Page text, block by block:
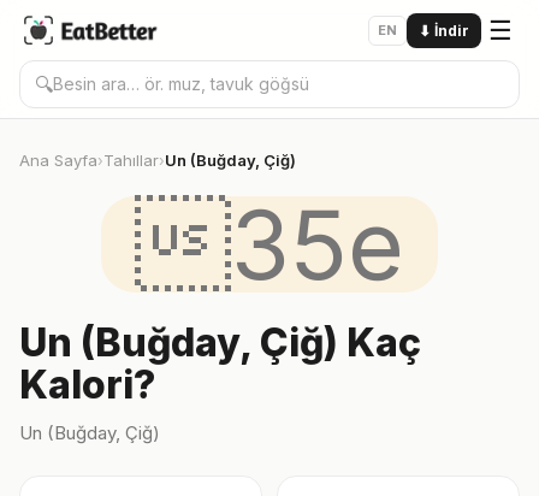
EN ⬇ İndir ☰
🔍
Ana Sayfa›Tahıllar›Un (Buğday, Çiğ)
35e
Un (Buğday, Çiğ) Kaç
Kalori?
Un (Buğday, Çiğ)